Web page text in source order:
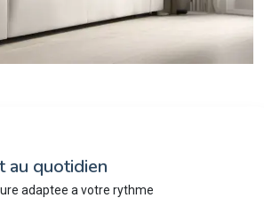
au quotidien
adaptee a votre rythme